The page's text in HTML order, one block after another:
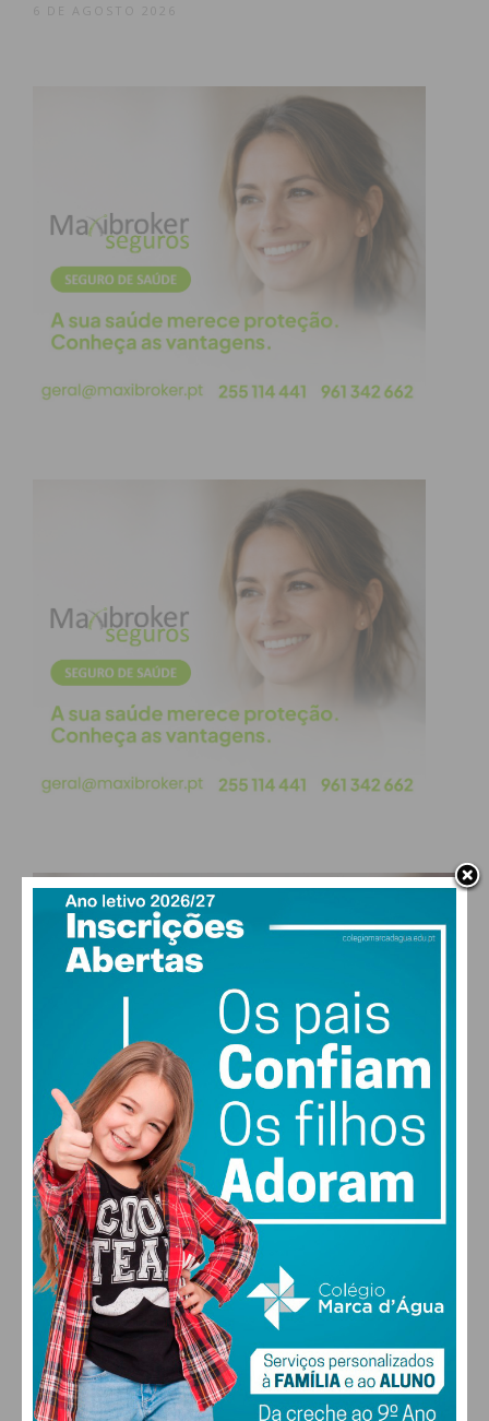
6 DE AGOSTO 2026
PAÇOS DE FERREIRA
18°
clear sky
vento: 1m/s ESE
MAX 18 • MIN 18
30°
SEX
28
SÁB
27°
DOM
29 °
SEG
FARMACIAS DE SERVIÇO EM PAÇOS DE
FERREIRA